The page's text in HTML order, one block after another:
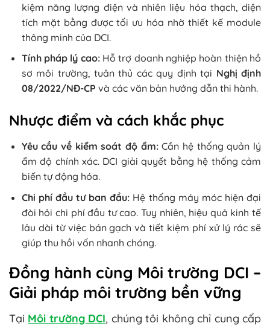
kiệm năng lượng điện và nhiên liệu hóa thạch, diện
tích mặt bằng được tối ưu hóa nhờ thiết kế module
thông minh của DCI.
Tính pháp lý cao:Hỗ trợ doanh nghiệp hoàn thiện hồ
sơ môi trường, tuân thủ các quy định tại Nghị định
08/2022/NĐ-CP và các văn bản hướng dẫn thi hành.
Nhược điểm và cách khắc phục
Yêu cầu về kiểm soát độ ẩm:Cần hệ thống quản lý
ẩm độ chính xác. DCI giải quyết bằng hệ thống cảm
biến tự động hóa.
Chi phí đầu tư ban đầu: Hệ thống máy móc hiện đại
đòi hỏi chi phí đầu tư cao. Tuy nhiên, hiệu quả kinh tế
lâu dài từ việc bán gạch và tiết kiệm phí xử lý rác sẽ
giúp thu hồi vốn nhanh chóng.
Đồng hành cùng Môi trường DCI –
Giải pháp môi trường bền vững
Tại Môi trường DCI, chúng tôi không chỉ cung cấp